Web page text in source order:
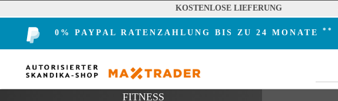
KOSTENLOSE LIEFERUNG
0% PAYPAL RATENZAHLUNG BIS ZU 24 MONATE **
FITNESS